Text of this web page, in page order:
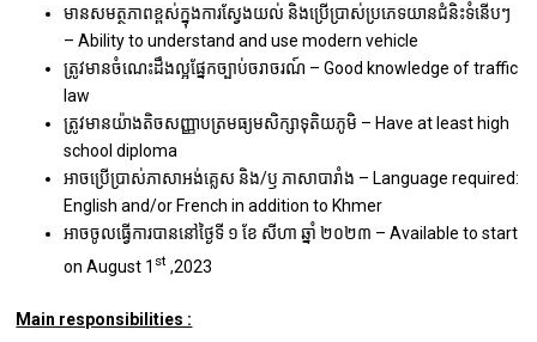
មានសមត្ថភាពខ្ពស់ក្នុងការស្វែងយល់ និងប្រើប្រាស់ប្រភេទយានជំនិះទំនើប​ៗ
– Ability to understand and use modern vehicle
ត្រូវមានចំណេះដឹងល្អផ្នែកច្បាប់ចរាចរណ៍ – Good knowledge of traffic
law
ត្រូវមានយ៉ាងតិចសញ្ញាបត្រមធ្យមសិក្សាទុតិយភូមិ – Have at least high
school diploma
អាចប្រើប្រាស់ភាសាអង់គ្លេស និង/ឫ ភាសាបារាំង – Language required:
English and/or French in addition to Khmer
អាចចូលធ្វើការបាននៅថ្ងៃទី ១​ ខែ សីហា ឆ្នាំ ២០២៣ – Available to start
on August 1st ,2023
Main responsibilities :